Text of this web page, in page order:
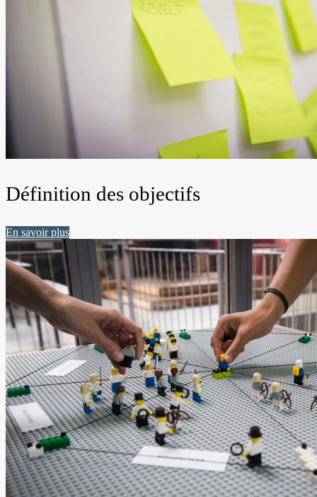
Définition des objectifs
En savoir plus